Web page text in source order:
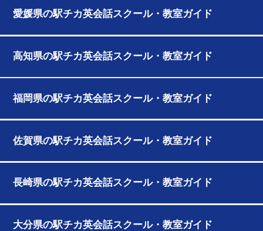
愛媛県の駅チカ英会話スクール・教室ガイド
高知県の駅チカ英会話スクール・教室ガイド
福岡県の駅チカ英会話スクール・教室ガイド
佐賀県の駅チカ英会話スクール・教室ガイド
長崎県の駅チカ英会話スクール・教室ガイド
大分県の駅チカ英会話スクール・教室ガイド